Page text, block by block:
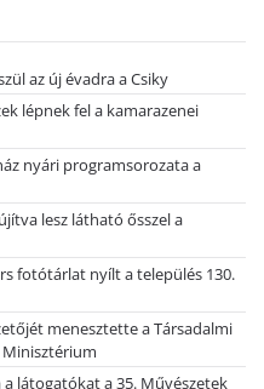
az új évadra a Csiky
lépnek fel a kamarazenei
nyári programsorozata a
lesz látható ősszel a
fotótárlat nyílt a település 130.
menesztette a Társadalmi
látogatókat a 35. Művészetek